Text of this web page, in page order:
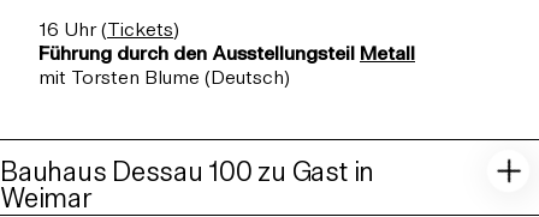
16 Uhr ( Tickets)
Führung durch den Ausstellungsteil Metall
mit Torsten Blume (Deutsch)
Bauhaus Dessau 100 zu Gast in
Weimar